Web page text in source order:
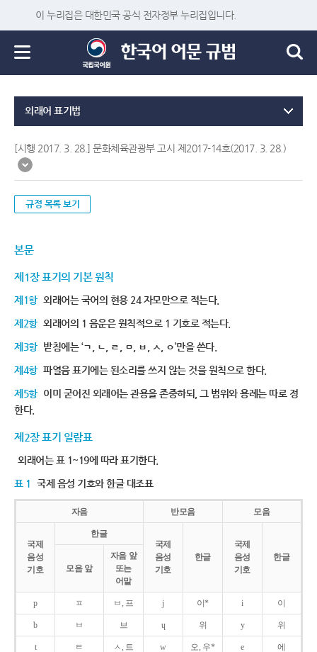
이 누리집은 대한민국 공식 전자정부 누리집입니다.
외래어 표기법
[시행 2017. 3. 28.] 문화체육관광부 고시 제2017-14호(2017. 3. 28.)
규정 목록 보기
본문
제1장 표기의 기본 원칙
제1항 외래어는 국어의 현용 24 자모만으로 적는다.
제2항 외래어의 1 음운은 원칙적으로 1 기호로 적는다.
제3항 받침에는 ‘ㄱ, ㄴ, ㄹ, ㅁ, ㅂ, ㅅ, ㅇ’만을 쓴다.
제4항 파열음 표기에는 된소리를 쓰지 않는 것을 원칙으로 한다.
제5항 이미 굳어진 외래어는 관용을 존중하되, 그 범위와 용례는 따로 정
한다.
제2장 표기 일람표
외래어는 표 1~19에 따라 표기한다.
표 1 국제 음성 기호와 한글 대조표
자음 반모음 모음
국제
음성
기호
한글
국제
음성
기호
한글
국제
음성
기호
한글
모음 앞
자음 앞
또는
어말
p ㅍ ㅂ, 프 j 이* i 이
b ㅂ 브 ɥ 위 y 위
t ㅌ ㅅ, 트 w 오, 우* e 에